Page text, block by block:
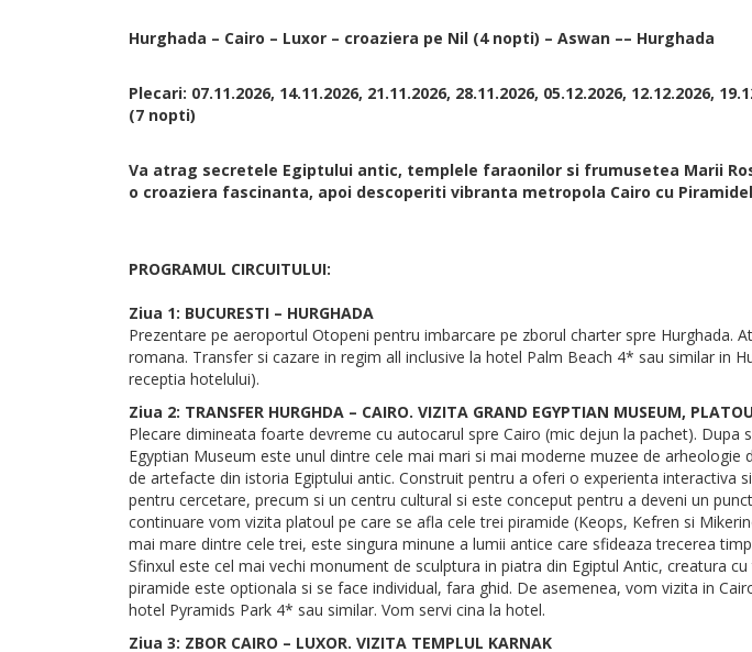
Hurghada – Cairo – Luxor – croaziera pe Nil (4 nopti) – Aswan –– Hurghada
Plecari: 07.11.2026, 14.11.2026, 21.11.2026, 28.11.2026, 05.12.2026, 12.12.2026,
(7 nopti)
Va atrag secretele Egiptului antic, templele faraonilor si frumusetea Marii
o croaziera fascinanta, apoi descoperiti vibranta metropola Cairo cu
PROGRAMUL CIRCUITULUI:
Ziua 1: BUCURESTI – HURGHADA
Prezentare pe aeroportul Otopeni pentru imbarcare pe zborul charter spre Hurghada.
romana. Transfer si cazare in regim all inclusive la hotel Palm Beach 4* sau similar in
receptia hotelului).
Ziua 2: TRANSFER HURGHDA – CAIRO. VIZITA GRAND EGYPTIAN MUSEUM,
Plecare dimineata foarte devreme cu autocarul spre Cairo (mic dejun la pachet).
Egyptian Museum este unul dintre cele mai mari si mai moderne muzee de
de artefacte din istoria Egiptului antic. Construit pentru a oferi o experienta interactiva
pentru cercetare, precum si un centru cultural si este conceput pentru a deveni un
continuare vom vizita platoul pe care se afla cele trei piramide (Keops, Kefren si
mai mare dintre cele trei, este singura minune a lumii antice care sfideaza trecerea
Sfinxul este cel mai vechi monument de sculptura in piatra din Egiptul Antic, creatura
piramide este optionala si se face individual, fara ghid. De asemenea, vom vizita in
hotel Pyramids Park 4* sau similar. Vom servi cina la hotel.
Ziua 3: ZBOR CAIRO – LUXOR. VIZITA TEMPLUL KARNAK